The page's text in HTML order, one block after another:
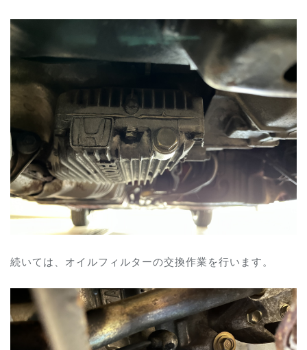
続いては、オイルフィルターの交換作業を行います。